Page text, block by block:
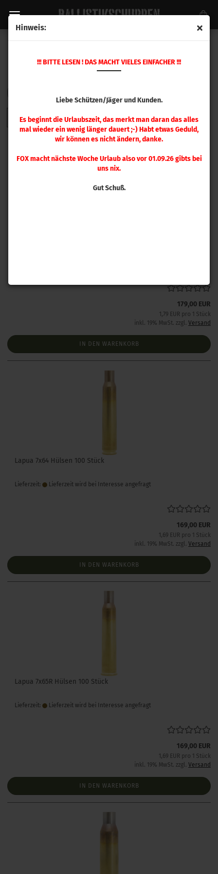
Hinweis:
!!! BITTE LESEN ! DAS MACHT VIELES EINFACHER !!!
Liebe Schützen/Jäger und Kunden.
Es beginnt die Urlaubszeit, das merkt man daran das alles
mal wieder ein wenig länger dauert ;-) Habt etwas Geduld,
wir können es nicht ändern, danke.
FOX macht nächste Woche Urlaub also vor 01.09.26 gibts bei
uns nix.
Gut Schuß.
179,00 EUR
1,79 EUR pro 1 Stück
inkl. 19% MwSt. zzgl. Versand
IN DEN WARENKORB
Lapua 7x64 Hülsen 100 Stück
Lieferzeit: Lieferzeit wird bei Interesse angefragt
169,00 EUR
1,69 EUR pro 1 Stück
inkl. 19% MwSt. zzgl. Versand
IN DEN WARENKORB
Lapua 7x65R Hülsen 100 Stück
Lieferzeit: Lieferzeit wird bei Interesse angefragt
169,00 EUR
1,69 EUR pro 1 Stück
inkl. 19% MwSt. zzgl. Versand
IN DEN WARENKORB